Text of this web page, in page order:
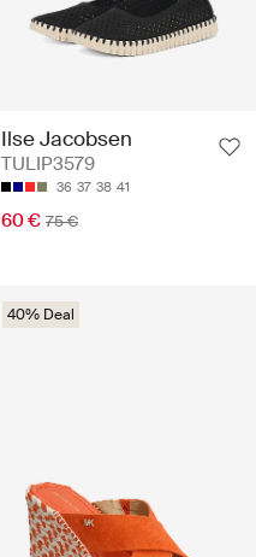
Ilse Jacobsen
TULIP3579
36 37 38 41
60 € 75 €
40% Deal